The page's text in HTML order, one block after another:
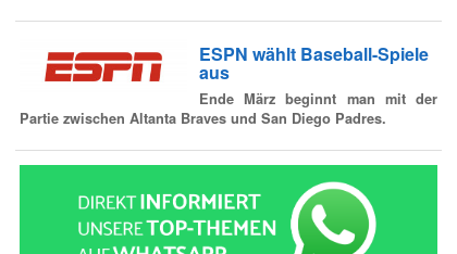
ESPN wählt Baseball-Spiele
aus
Ende März beginnt man mit der
Partie zwischen Altanta Braves und San Diego Padres.